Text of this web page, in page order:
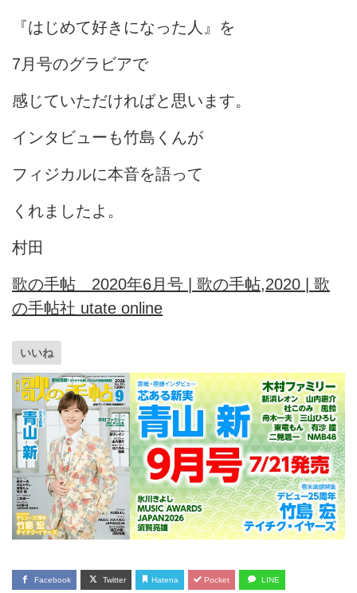
『はじめて好きになった人』を
7月号のグラビアで
感じていただければと思います。
インタビューも竹島くんが
フィジカルに本音を語って
くれましたよ。
村田
歌の手帖 2020年6月号 | 歌の手帖,2020 | 歌
の手帖社 utate online
いいね
Facebook Twitter Hatena Pocket LINE